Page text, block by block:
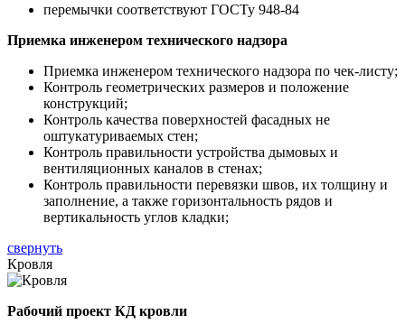
перемычки соответствуют ГОСТу 948-84
Приемка инженером технического надзора
Приемка инженером технического надзора по чек-листу;
Контроль геометрических размеров и положение
конструкций;
Контроль качества поверхностей фасадных не
оштукатуриваемых стен;
Контроль правильности устройства дымовых и
вентиляционных каналов в стенах;
Контроль правильности перевязки швов, их толщину и
заполнение, а также горизонтальность рядов и
вертикальность углов кладки;
свернуть
Кровля
Рабочий проект КД кровли